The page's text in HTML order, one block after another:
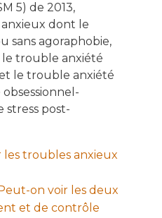
5) de 2013,
dont le
sans agoraphobie,
le trouble anxiété
le trouble anxiété
post-
troubles anxieux
on voir les deux
et de contrôle